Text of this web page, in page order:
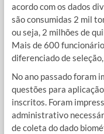
acordo com os dados
são consumidas 2 mil
ou seja, 2 milhões de
Mais de 600
diferenciado de
No ano passado foram
questões para
inscritos. Foram
administrativo
de coleta do dado